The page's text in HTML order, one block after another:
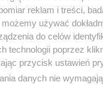
dzieci poniżej 5. roku
ciężarnej - większe
reklam i treści,
używać
do celów
poprzez
przycisk ustawień
danych nie